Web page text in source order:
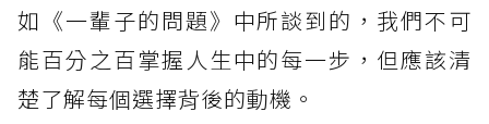
如《一輩子的問題》中所談到的，我們不可
能百分之百掌握人生中的每一步，但應該清
楚了解每個選擇背後的動機。